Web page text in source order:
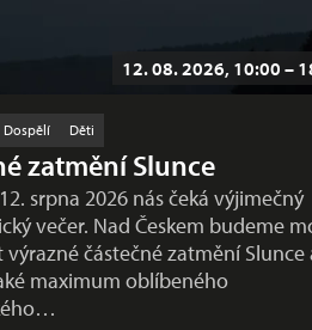
12. 08. 2026, 10:00 –
Dospělí Děti
zatmění Slunce
srpna 2026 nás čeká výjimečný
večer. Nad Českem budeme
částečné zatmění Slunce
maximum oblíbeného